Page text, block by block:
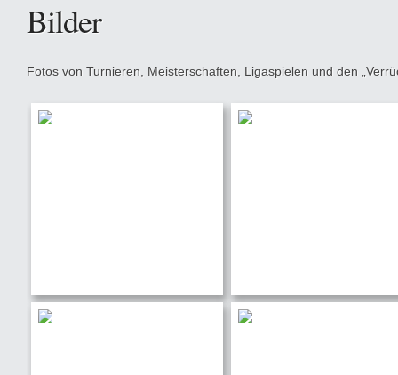
Bilder
Fotos von Turnieren, Meisterschaften, Ligaspielen und den